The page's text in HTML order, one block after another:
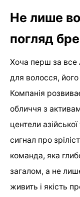
Не лише
погляд
Хоча перш за все
для волосся,
Компанія
обличчя з
центели
сигнал про
команда, яка
загалом, а не
живить і якість